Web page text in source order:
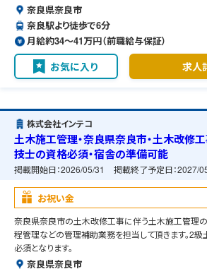
奈良県奈良市
奈良駅より徒歩で6分
月給約34〜41万円（前職給与保証）
お気に入り 求人
株式会社インテコ
土木施工管理・奈良県奈良市・土木改修
技士の資格必須・宿舎の準備可能
掲載開始日：2026/05/31 掲載終了予定日：2027/
お祝い金
奈良県奈良市の土木改修工事に伴う土木施工管理
程管理などの管理補助業務を担当して頂きます。2
必須となります。
奈良県奈良市